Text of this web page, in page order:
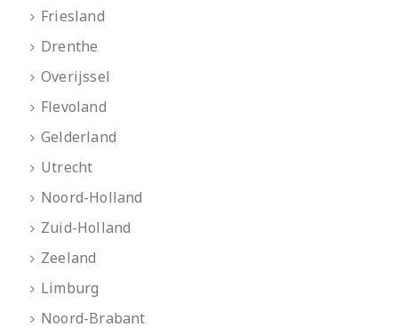
Friesland
Drenthe
Overijssel
Flevoland
Gelderland
Utrecht
Noord-Holland
Zuid-Holland
Zeeland
Limburg
Noord-Brabant